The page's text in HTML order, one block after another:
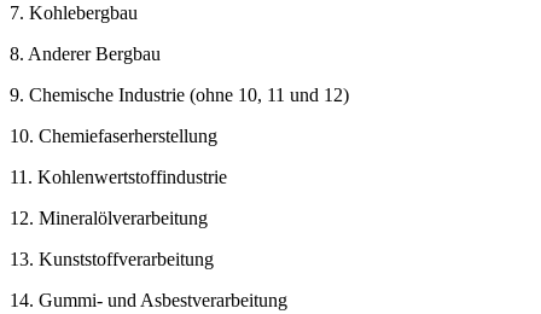
7. Kohlebergbau
8. Anderer Bergbau
9. Chemische Industrie (ohne 10, 11 und 12)
10. Chemiefaserherstellung
11. Kohlenwertstoffindustrie
12. Mineralölverarbeitung
13. Kunststoffverarbeitung
14. Gummi- und Asbestverarbeitung